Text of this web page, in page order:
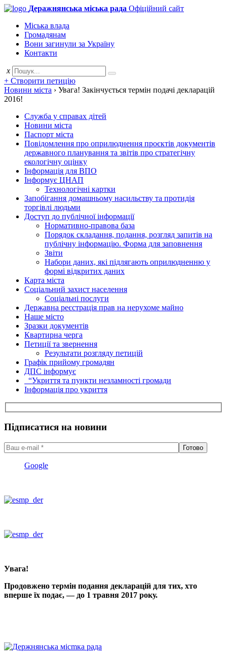
Деражнянська міська рада Офіційний сайт
Міська влада
Громадянам
Вони загинули за Україну
Контакти
x
+ Створити петицію
Новини міста › Увага! Закінчується термін подачі декларацій
2016!
Служба у справах дітей
Новини міста
Паспорт міста
Повідомлення про оприлюднення проєктів документів
державного планування та звітів про стратегічну
екологічну оцінку
Інформація для ВПО
Інформує ЦНАП
Технологічні картки
Запобігання домашньому насильству та протидія
торгівлі людьми
Доступ до публічної інформації
Нормативно-правова база
Порядок складання, подання, розгляд запитів на
публічну інформацію. Форма для заповнення
Звіти
Набори даних, які підлягають оприлюдненню у
формі відкритих даних
Карта міста
Соціальний захист населення
Соціальні послуги
Державна реєстрація прав на нерухоме майно
Наше місто
Зразки документів
Квартирна черга
Петиції та звернення
Результати розгляду петицій
Графік прийому громадян
ДПС інформує
“Укриття та пункти незламності громади
Інформація про укриття
Підписатися на новини
Google
Увага!
Продовжено термін подання декларацій для тих, хто
вперше їх подає, — до 1 травня 2017 року.